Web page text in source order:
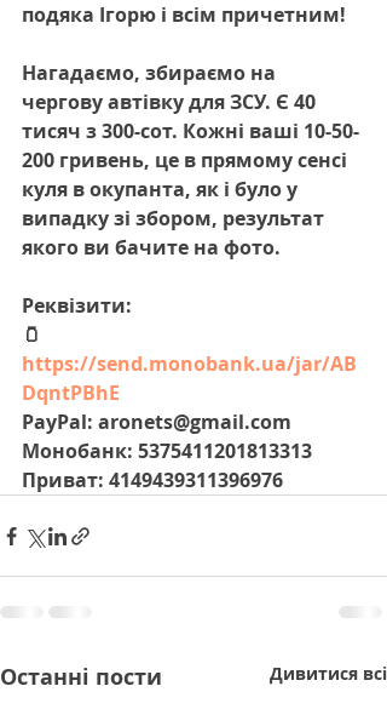
подяка Ігорю і всім причетним!
Нагадаємо, збираємо на
чергову автівку для ЗСУ. Є 40
тисяч з 300-сот. Кожні ваші 10-50-
200 гривень, це в прямому сенсі
куля в окупанта, як і було у
випадку зі збором, результат
якого ви бачите на фото.
Реквізити:
🫙
https://send.monobank.ua/jar/AB
DqntPBhE
PayPal: aronets@gmail.com
Монобанк: 5375411201813313
Приват: 4149439311396976
Останні пости Дивитися всі